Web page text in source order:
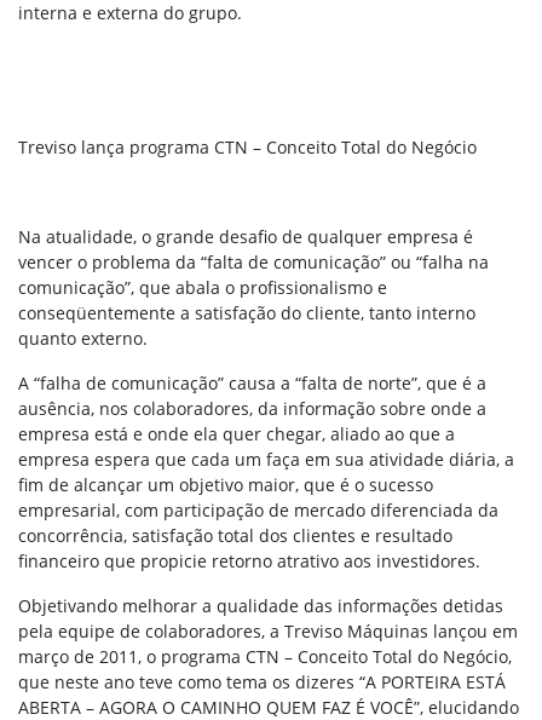
interna e externa do grupo.
Treviso lança programa CTN – Conceito Total do Negócio
Na atualidade, o grande desafio de qualquer empresa é
vencer o problema da “falta de comunicação” ou “falha na
comunicação”, que abala o profissionalismo e
conseqüentemente a satisfação do cliente, tanto interno
quanto externo.
A “falha de comunicação” causa a “falta de norte”, que é a
ausência, nos colaboradores, da informação sobre onde a
empresa está e onde ela quer chegar, aliado ao que a
empresa espera que cada um faça em sua atividade diária, a
fim de alcançar um objetivo maior, que é o sucesso
empresarial, com participação de mercado diferenciada da
concorrência, satisfação total dos clientes e resultado
financeiro que propicie retorno atrativo aos investidores.
Objetivando melhorar a qualidade das informações detidas
pela equipe de colaboradores, a Treviso Máquinas lançou em
março de 2011, o programa CTN – Conceito Total do Negócio,
que neste ano teve como tema os dizeres “A PORTEIRA ESTÁ
ABERTA – AGORA O CAMINHO QUEM FAZ É VOCÊ”, elucidando